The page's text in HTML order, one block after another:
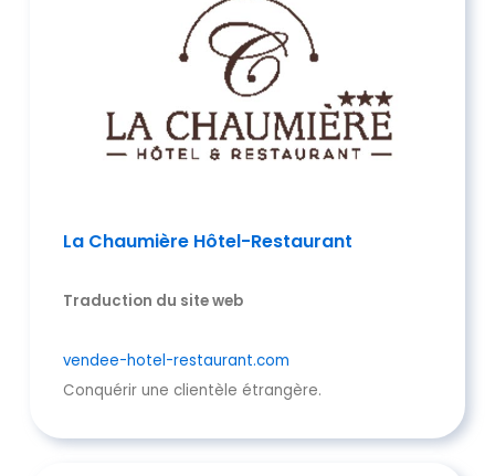
La Chaumière Hôtel-Restaurant
Traduction du site web
vendee-hotel-restaurant.com
Conquérir une clientèle étrangère.